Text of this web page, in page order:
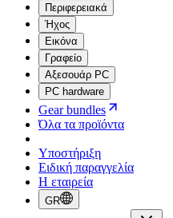
Περιφερειακά
Ήχος
Εικόνα
Γραφείο
Αξεσουάρ PC
PC hardware
Gear bundles
Όλα τα προϊόντα
Υποστήριξη
Ειδική παραγγελία
Η εταιρεία
GR